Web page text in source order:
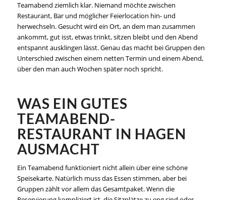
Teamabend ziemlich klar. Niemand möchte zwischen
Restaurant, Bar und möglicher Feierlocation hin- und
herwechseln. Gesucht wird ein Ort, an dem man zusammen
ankommt, gut isst, etwas trinkt, sitzen bleibt und den Abend
entspannt ausklingen lässt. Genau das macht bei Gruppen den
Unterschied zwischen einem netten Termin und einem Abend,
über den man auch Wochen später noch spricht.
WAS EIN GUTES
TEAMABEND-
RESTAURANT IN HAGEN
AUSMACHT
Ein Teamabend funktioniert nicht allein über eine schöne
Speisekarte. Natürlich muss das Essen stimmen, aber bei
Gruppen zählt vor allem das Gesamtpaket. Wenn die